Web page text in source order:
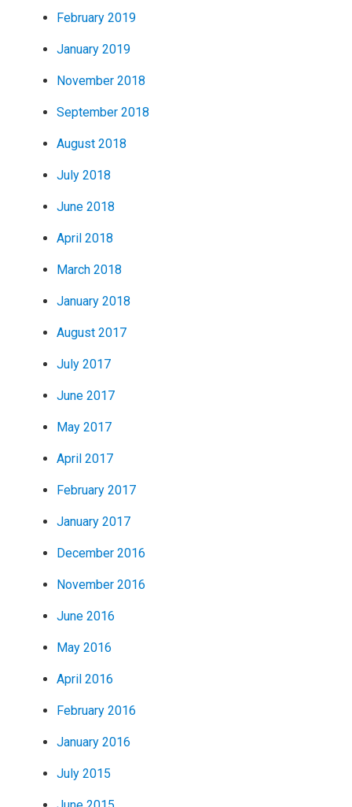
February 2019
January 2019
November 2018
September 2018
August 2018
July 2018
June 2018
April 2018
March 2018
January 2018
August 2017
July 2017
June 2017
May 2017
April 2017
February 2017
January 2017
December 2016
November 2016
June 2016
May 2016
April 2016
February 2016
January 2016
July 2015